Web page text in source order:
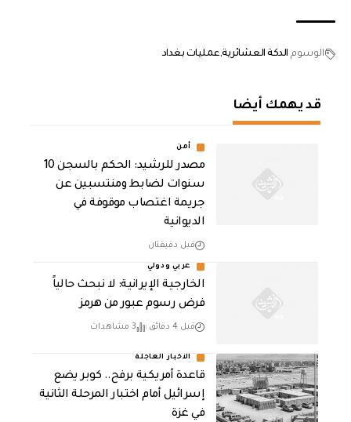
الوسوم الدكة العشائرية عمليات بغداد
قد يهمك أيضا
أمن
مصدر للرشيد: الحكم بالسجن 10
سنوات لضابط ومنتسبين عن
جريمة اغتصاب موقوفة في
الديوانية
قبل دقيقتان
عربي ودولي
الخارجية الإيرانية: لا نبحث حالياً
فرض رسوم عبور من هرمز
قبل 4 دقائق 3 مشاهدات
الاخبار العاجلة
قاعدة أمريكية برفح.. كوبر يضع
إسرائيل أمام اختبار المرحلة الثانية
في غزة